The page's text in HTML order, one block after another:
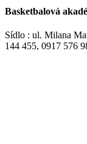
Basketbalová
Sídlo : ul. Milana
144 455, 0917 576